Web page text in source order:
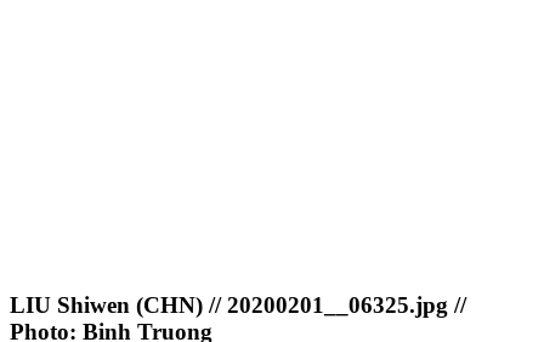
LIU Shiwen (CHN) // 20200201__06325.jpg //
Photo: Binh Truong